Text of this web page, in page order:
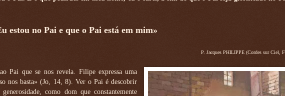
estou no Pai e que o Pai está em mim»
P. Jacques PHILIPPE (Cordes sur Ciel,
Pai que se nos revela. Filipe expressa uma
nos basta» (Jo, 14, 8). Ver o Pai é descobrir
como dom que constantemente